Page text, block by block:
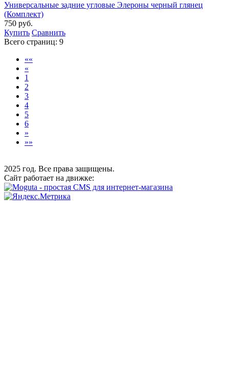
Универсальные задние угловые Элероны черный глянец
(Комплект)
750 руб.
Купить Сравнить
Всего страниц: 9
««
«
1
2
3
4
5
6
»
»»
2025 год. Все права защищены.
Сайт работает на движке: